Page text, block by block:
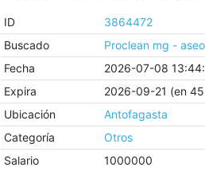
ID
3864472
Buscado
Proclean mg -
Fecha
2026-07-08
Expira
2026-09-21 (en
Ubicación
Antofagasta
Categoría
Otros
Salario
1000000